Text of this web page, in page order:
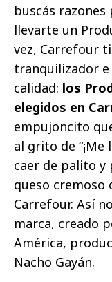
buscás
llevarte un
vez, Carrefour
tranquilizador
calidad: los
elegidos en
empujoncito
al grito de
caer de palito y
queso cremoso
Carrefour. Así
marca, creado
América,
Nacho Gayán.